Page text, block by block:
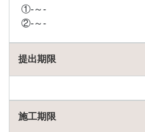
①-～-
②-～-
提出期限
施工期限